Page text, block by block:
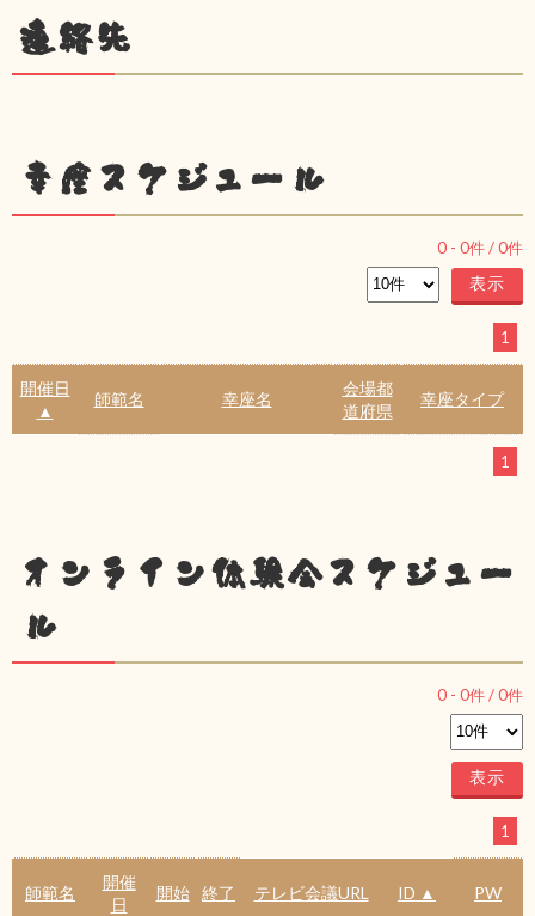
連絡先
幸座スケジュール
0 - 0件 /0件
1
開催日
▲
師範名 幸座名
会場都
道府県
幸座タイプ
1
オンライン体験会スケジュー
ル
0 - 0件 /0件
1
師範名
開催
日
開始 終了 テレビ会議URL ID ▲ PW